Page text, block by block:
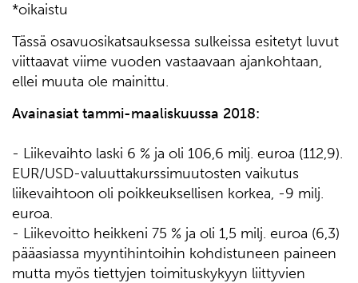
*oikaistu
Tässä osavuosikatsauksessa sulkeissa esitetyt luvut
viittaavat viime vuoden vastaavaan ajankohtaan,
ellei muuta ole mainittu.
Avainasiat tammi-maaliskuussa 2018:
- Liikevaihto laski 6 % ja oli 106,6 milj. euroa (112,9).
EUR/USD-valuuttakurssimuutosten vaikutus
liikevaihtoon oli poikkeuksellisen korkea, -9 milj.
euroa.
- Liikevoitto heikkeni 75 % ja oli 1,5 milj. euroa (6,3)
pääasiassa myyntihintoihin kohdistuneen paineen
mutta myös tiettyjen toimituskykyyn liittyvien